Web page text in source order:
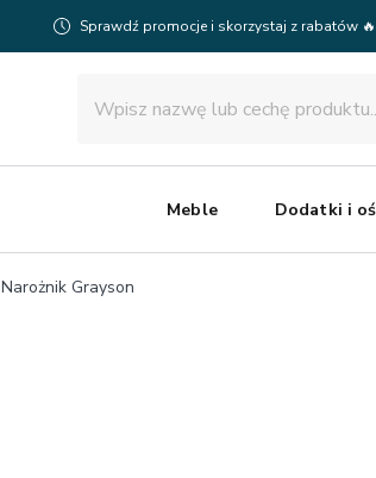
Sprawdź promocje i skorzystaj z rabatów 🔥
Meble Dodatki i
Narożnik Grayson